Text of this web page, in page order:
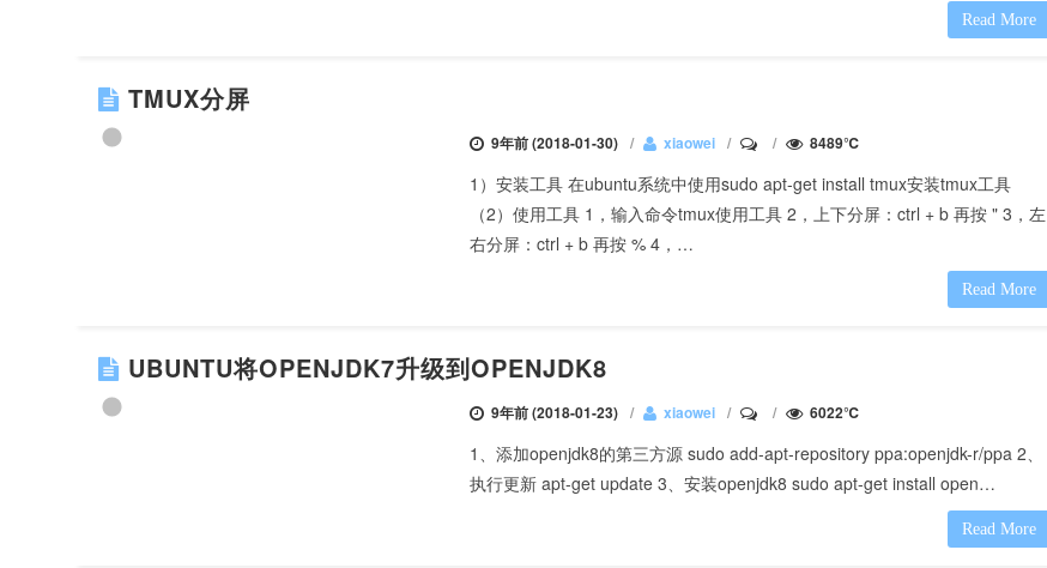
Read More
TMUX分屏
9年前 (2018-01-30) xiaowei 8489℃
1）安装工具 在ubuntu系统中使用sudo apt-get install tmux安装tmux工具
（2）使用工具 1，输入命令tmux使用工具 2，上下分屏：ctrl + b 再按 " 3，左
右分屏：ctrl + b 再按 % 4，…
Read More
UBUNTU将OPENJDK7升级到OPENJDK8
9年前 (2018-01-23) xiaowei 6022℃
1、添加openjdk8的第三方源 sudo add-apt-repository ppa:openjdk-r/ppa 2、
执行更新 apt-get update 3、安装openjdk8 sudo apt-get install open…
Read More